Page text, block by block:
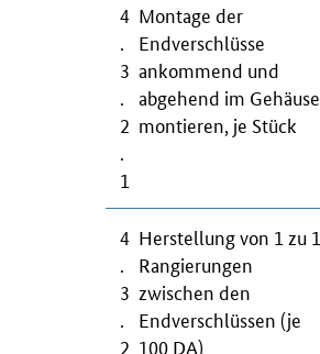
4
.
3
.
2
.
1
Montage der
Endverschlüsse
ankommend und
abgehend im Gehäuse
montieren, je Stück
4
.
3
.
2
Herstellung von 1 zu 1
Rangierungen
zwischen den
Endverschlüssen (je
100 DA)